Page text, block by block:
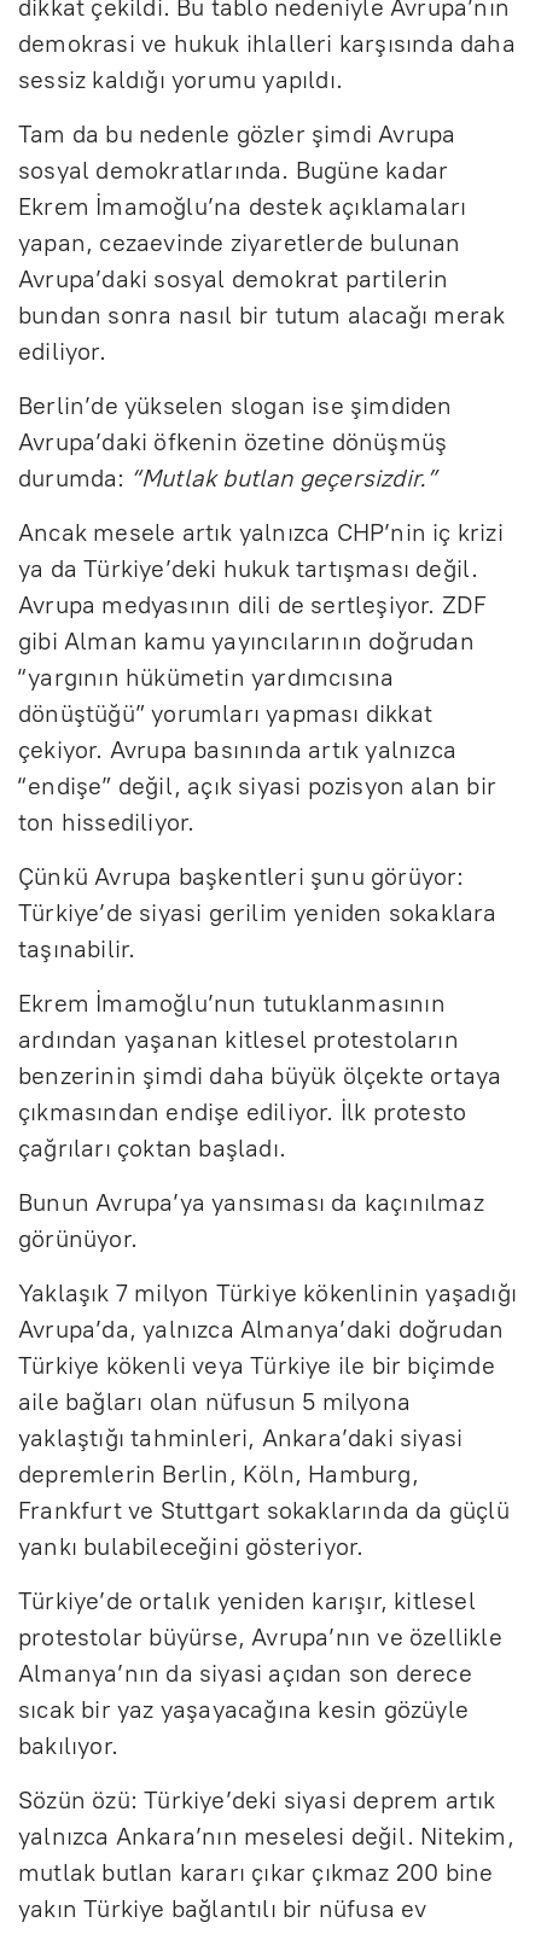
dikkat çekildi. Bu tablo nedeniyle Avrupa’nın
demokrasi ve hukuk ihlalleri karşısında daha
sessiz kaldığı yorumu yapıldı.
Tam da bu nedenle gözler şimdi Avrupa
sosyal demokratlarında. Bugüne kadar
Ekrem İmamoğlu’na destek açıklamaları
yapan, cezaevinde ziyaretlerde bulunan
Avrupa’daki sosyal demokrat partilerin
bundan sonra nasıl bir tutum alacağı merak
ediliyor.
Berlin’de yükselen slogan ise şimdiden
Avrupa’daki öfkenin özetine dönüşmüş
durumda: “Mutlak butlan geçersizdir.”
Ancak mesele artık yalnızca CHP’nin iç krizi
ya da Türkiye’deki hukuk tartışması değil.
Avrupa medyasının dili de sertleşiyor. ZDF
gibi Alman kamu yayıncılarının doğrudan
“yargının hükümetin yardımcısına
dönüştüğü” yorumları yapması dikkat
çekiyor. Avrupa basınında artık yalnızca
“endişe” değil, açık siyasi pozisyon alan bir
ton hissediliyor.
Çünkü Avrupa başkentleri şunu görüyor:
Türkiye’de siyasi gerilim yeniden sokaklara
taşınabilir.
Ekrem İmamoğlu’nun tutuklanmasının
ardından yaşanan kitlesel protestoların
benzerinin şimdi daha büyük ölçekte ortaya
çıkmasından endişe ediliyor. İlk protesto
çağrıları çoktan başladı.
Bunun Avrupa’ya yansıması da kaçınılmaz
görünüyor.
Yaklaşık 7 milyon Türkiye kökenlinin yaşadığı
Avrupa’da, yalnızca Almanya’daki doğrudan
Türkiye kökenli veya Türkiye ile bir biçimde
aile bağları olan nüfusun 5 milyona
yaklaştığı tahminleri, Ankara’daki siyasi
depremlerin Berlin, Köln, Hamburg,
Frankfurt ve Stuttgart sokaklarında da güçlü
yankı bulabileceğini gösteriyor.
Türkiye’de ortalık yeniden karışır, kitlesel
protestolar büyürse, Avrupa’nın ve özellikle
Almanya’nın da siyasi açıdan son derece
sıcak bir yaz yaşayacağına kesin gözüyle
bakılıyor.
Sözün özü: Türkiye’deki siyasi deprem artık
yalnızca Ankara’nın meselesi değil. Nitekim,
mutlak butlan kararı çıkar çıkmaz 200 bine
yakın Türkiye bağlantılı bir nüfusa ev